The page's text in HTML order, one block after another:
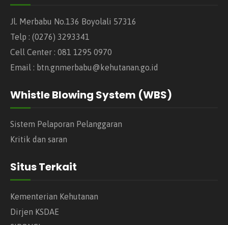
Jl. Merbabu No.136 Boyolali 57316
Telp : (0276) 3293341
Cell Center : 081 1295 0970
Email : btn.gnmerbabu@kehutanan.go.id
Whistle Blowing System (WBS)
Sistem Pelaporan Pelanggaran
Kritik dan saran
Situs Terkait
Kementerian Kehutanan
Dirjen KSDAE